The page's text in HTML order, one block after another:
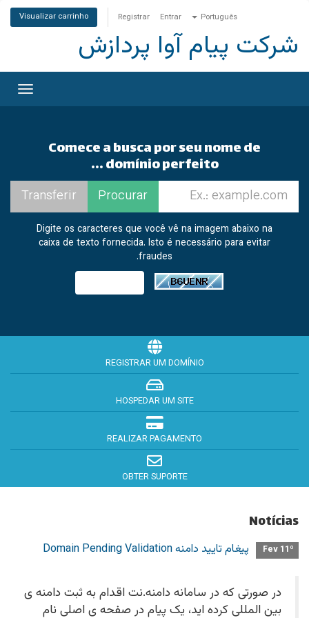
Português
Entrar
Registrar
Visualizar carrinho
شرکت پیام آوا پردازش
Comece a busca por seu nome de
domínio perfeito ...
Digite os caracteres que você vê na imagem abaixo na
caixa de texto fornecida. Isto é necessário para evitar
fraudes.
REGISTRAR UM DOMÍNIO
HOSPEDAR UM SITE
REALIZAR PAGAMENTO
OBTER SUPORTE
Notícias
Fev 11º پیغام تایید دامنه Domain Pending Validation
در صورتی که در سامانه دامنه.نت اقدام به ثبت دامنه ی
بین المللی کرده اید، یک پیام در صفحه ی اصلی نام